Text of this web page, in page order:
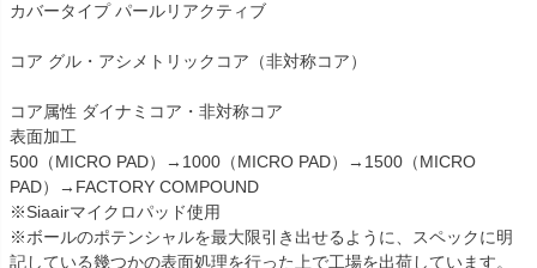
カバータイプ パールリアクティブ
コア グル・アシメトリックコア（非対称コア）
コア属性 ダイナミコア・非対称コア
表面加工
500（MICRO PAD）→1000（MICRO PAD）→1500（MICRO
PAD）→FACTORY COMPOUND
※Siaairマイクロパッド使用
※ボールのポテンシャルを最大限引き出せるように、スペックに明
記している幾つかの表面処理を行った上で工場を出荷しています。